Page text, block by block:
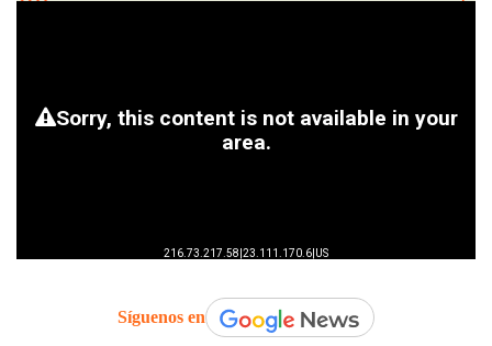
Síguenos en